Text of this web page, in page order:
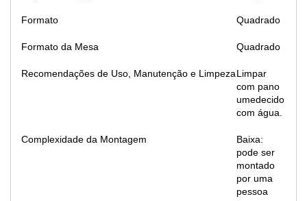
Formato Quadrado
Formato da Mesa Quadrado
Recomendações de Uso, Manutenção e LimpezaLimpar
com pano
umedecido
com água.
Complexidade da Montagem
Baixa:
pode ser
montado
por uma
pessoa